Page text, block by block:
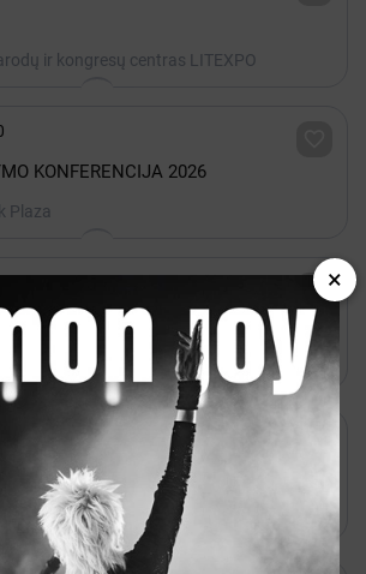
ir kongresų centras LITEXPO
KONFERENCIJA 2026
Plaza

Rico Ace
terasa
×